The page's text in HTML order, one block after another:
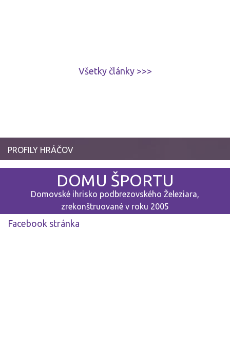
Všetky články >>>
PROFILY HRÁČOV
DOMU ŠPORTU
Domovské ihrisko podbrezovského Železiara,
zrekonštruované v roku 2005
Facebook stránka